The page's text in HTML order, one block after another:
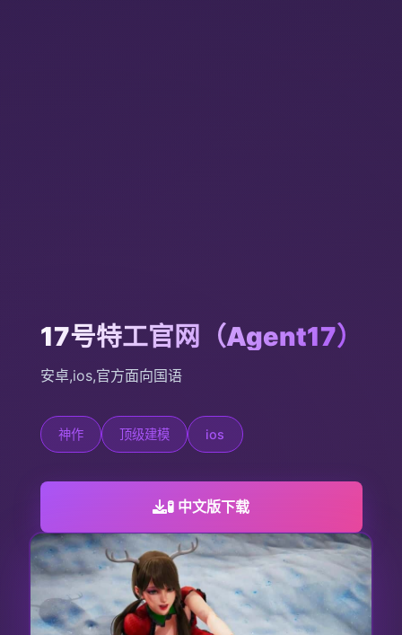
17号特工官网（Agent17）
安卓,ios,官方面向国语
神作 顶级建模 ios
🧪 中文版下载